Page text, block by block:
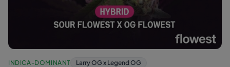
INDICA-DOMINANT Larry OG x Legend OG